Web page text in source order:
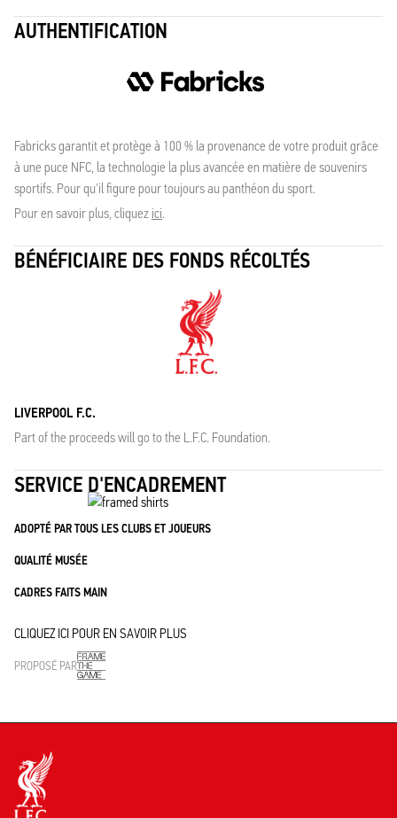
AUTHENTIFICATION
Fabricks garantit et protège à 100 % la provenance de votre produit grâce
à une puce NFC, la technologie la plus avancée en matière de souvenirs
sportifs. Pour qu'il figure pour toujours au panthéon du sport.
Pour en savoir plus, cliquez ici.
BÉNÉFICIAIRE DES FONDS RÉCOLTÉS
LIVERPOOL F.C.
Part of the proceeds will go to the L.F.C. Foundation.
SERVICE D'ENCADREMENT
ADOPTÉ PAR TOUS LES CLUBS ET JOUEURS
QUALITÉ MUSÉE
CADRES FAITS MAIN
CLIQUEZ ICI POUR EN SAVOIR PLUS
PROPOSÉ PAR